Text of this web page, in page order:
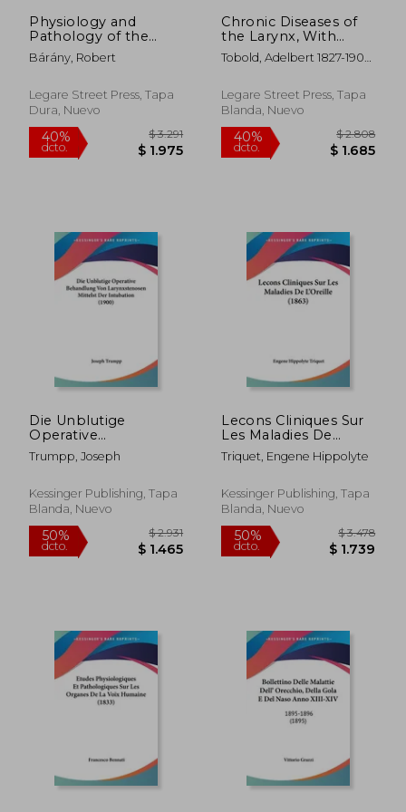
40%
dcto.
40%
dcto.
Physiology and
Pathology of the
Semicircular Canals:
Being an Excerpt of
Dr. Robert Barany
With Notes and
Fro (en Inglés)
Bárány, Robert
Legare Street Press, Tapa
Dura, Nuevo
Chronic Diseases of
the Larynx, With
Special Reference to
Laryngoscopic
Therapeutics (en
Inglés)
Tobold, Adelbert 1827-1907
1883
Legare Street Press, Tapa
Blanda, Nuevo
Die Unblutige
Operative
Behandlung Von
Larynxstenosen
Intubation (1900) (en
Alemán)
Trumpp, Joseph
Kessinger Publishing, Tapa
Blanda, Nuevo
Lecons Cliniques Sur
Les Maladies De
L'Oreille (1863) (en
Francés)
Triquet, Engene Hippolyte
Kessinger Publishing, Tapa
Blanda, Nuevo